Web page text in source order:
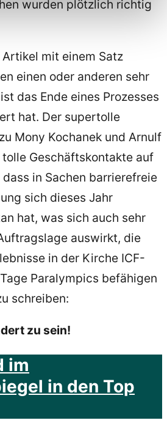
wurden plötzlich richtig
mit einem Satz
einen oder anderen sehr
das Ende eines Prozesses
hat. Der supertolle
Mony Kochanek und Arnulf
Geschäftskontakte auf
in Sachen barrierefreie
sich dieses Jahr
hat, was sich auch sehr
auswirkt, die
in der Kirche ICF-
Paralympics befähigen
schreiben:
zu sein!
im
in den Top